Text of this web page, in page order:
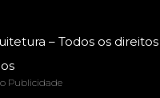
– Todos os direitos
Publicidade